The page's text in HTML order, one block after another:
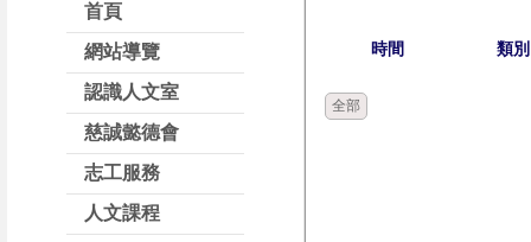
首頁
網站導覽
認識人文室
慈誠懿德會
志工服務
人文課程
時間 類別
全部